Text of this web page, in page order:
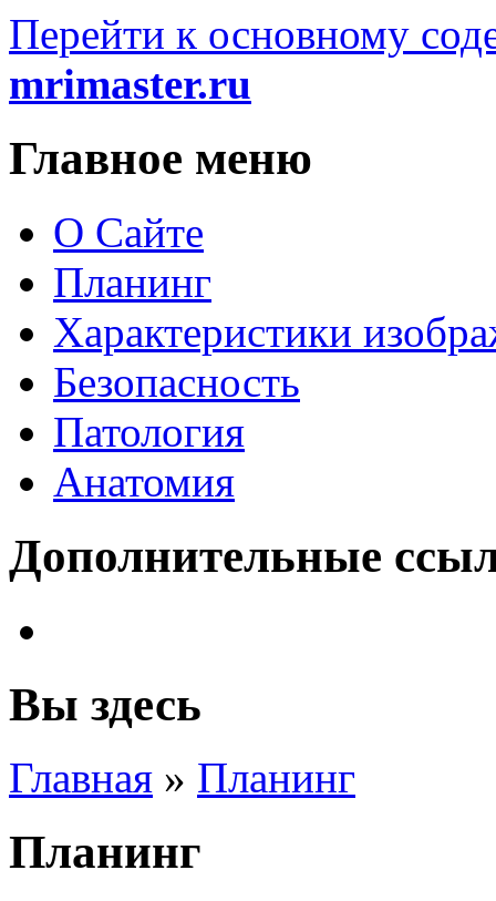
Перейти к основному
mrimaster.ru
Главное меню
О Сайте
Планинг
Характеристики
Безопасность
Патология
Анатомия
Дополнительные
Вы здесь
Главная » Планинг
Планинг